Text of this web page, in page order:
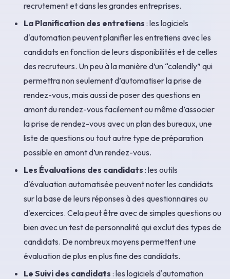
recrutement et dans les grandes entreprises.
La Planification des entretiens : les logiciels
d'automation peuvent planifier les entretiens avec les
candidats en fonction de leurs disponibilités et de celles
des recruteurs. Un peu à la manière d’un “calendly” qui
permettra non seulement d’automatiser la prise de
rendez-vous, mais aussi de poser des questions en
amont du rendez-vous facilement ou même d’associer
la prise de rendez-vous avec un plan des bureaux, une
liste de questions ou tout autre type de préparation
possible en amont d’un rendez-vous.
Les Évaluations des candidats : les outils
d'évaluation automatisée peuvent noter les candidats
sur la base de leurs réponses à des questionnaires ou
d'exercices. Cela peut être avec de simples questions ou
bien avec un test de personnalité qui exclut des types de
candidats. De nombreux moyens permettent une
évaluation de plus en plus fine des candidats.
Le Suivi des candidats : les logiciels d'automation